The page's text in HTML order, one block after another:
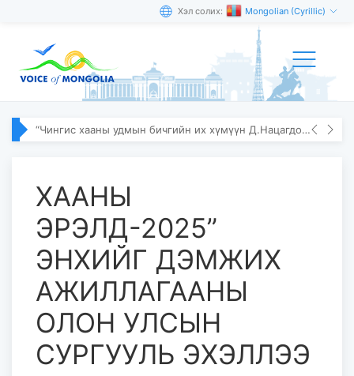
Хэл солих: Mongolian (Cyrillic)
“Чингис хааны удмын бичгийн их хүмүүн Д.Нацагдорж” олон улсын эрдэм шинжилгээний хурал болов
ХААНЫ
ЭРЭЛД-2025”
ЭНХИЙГ ДЭМЖИХ
АЖИЛЛАГААНЫ
ОЛОН УЛСЫН
СУРГУУЛЬ ЭХЭЛЛЭЭ